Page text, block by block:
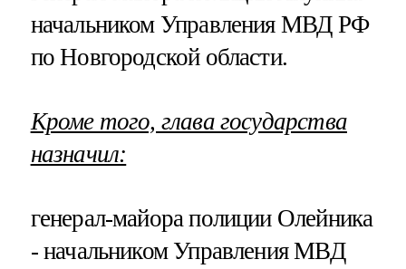
начальником Управления МВД РФ
по Новгородской области.
Кроме того, глава государства
назначил:
генерал-майора полиции Олейника
- начальником Управления МВД